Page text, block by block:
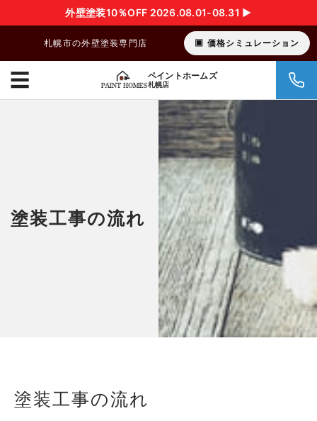
外壁塗装10％OFF 2026.08.01-08.31 ▶︎
札幌市の外壁塗装専門店 価格シミュレーション
ペイントホームズ
札幌店
☰
塗装工事の流れ
塗装工事の流れ